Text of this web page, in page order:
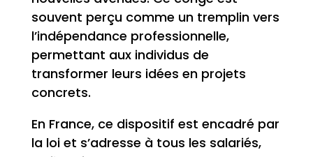
souvent perçu comme un tremplin vers
l’indépendance professionnelle,
permettant aux individus de
transformer leurs idées en projets
concrets.
En France, ce dispositif est encadré par
la loi et s’adresse à tous les salariés,